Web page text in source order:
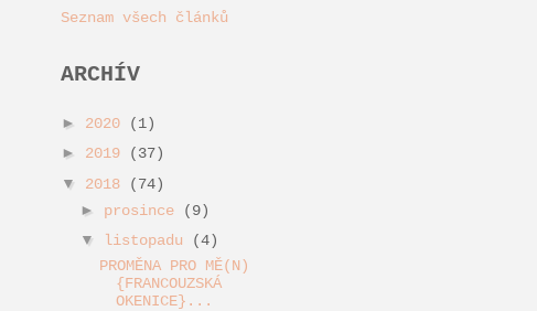
Seznam všech článků
ARCHÍV
► 2020
(1)
► 2019
(37)
▼ 2018
(74)
► prosince
(9)
▼
listopadu
(4)
PROMĚNA PRO MĚ(N)
{FRANCOUZSKÁ
OKENICE}...